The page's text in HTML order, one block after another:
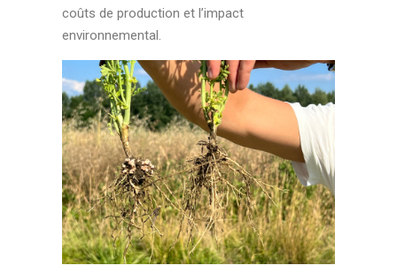
coûts de production et l’impact
environnemental.